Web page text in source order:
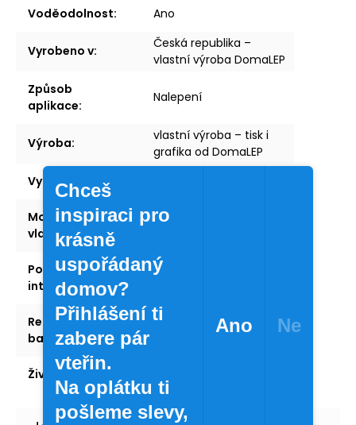
Voděodolnost: Ano
Vyrobeno v:
Česká republika –
vlastní výroba DomaLEP
Způsob
aplikace:
Nalepení
Výroba:
vlastní výroba – tisk i
grafika od DomaLEP
Vyrobeno v
Možnost
vlastního textu
ano
Použití
interiér/exteriér:
interiér
Recyklovatelné
balení:
Životnost:
Chceš
inspiraci pro
krásně
uspořádaný
domov?
Přihlášení ti
zabere pár
vteřin.
Na oplátku ti
pošleme slevy,
Ano Ne